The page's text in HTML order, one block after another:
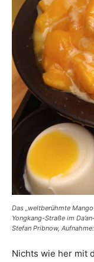
Das „weltberühmte
Yongkang-Straße im
Stefan Pribnow,
Nichts wie her mit